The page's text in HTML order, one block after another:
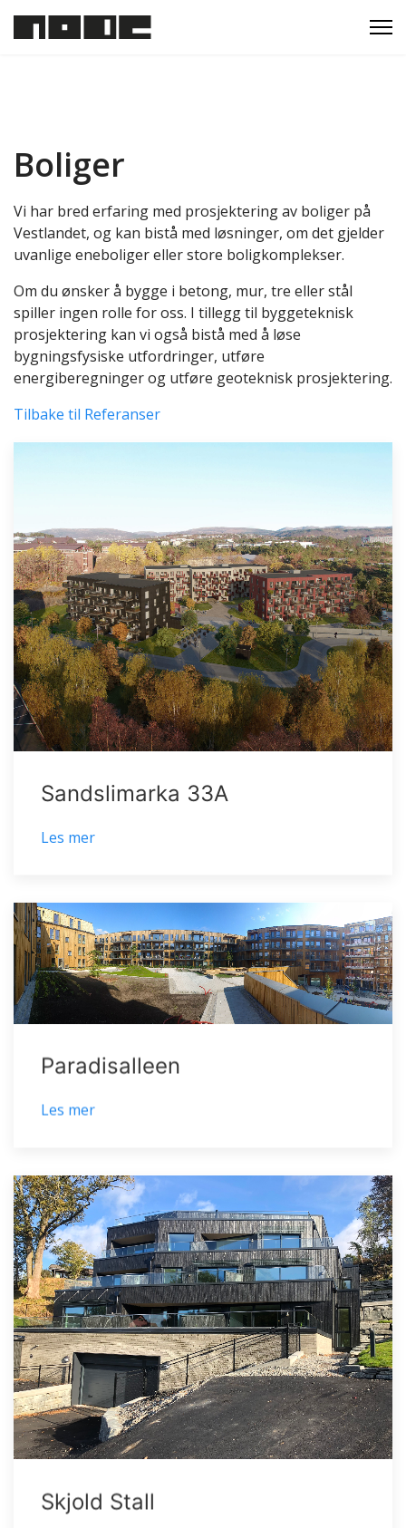
Boliger
Vi har bred erfaring med prosjektering av boliger på
Vestlandet, og kan bistå med løsninger, om det gjelder
uvanlige eneboliger eller store boligkomplekser.
Om du ønsker å bygge i betong, mur, tre eller stål
spiller ingen rolle for oss. I tillegg til byggeteknisk
prosjektering kan vi også bistå med å løse
bygningsfysiske utfordringer, utføre
energiberegninger og utføre geoteknisk prosjektering.
Tilbake til Referanser
Sandslimarka 33A
Les mer
Paradisalleen
Les mer
Skjold Stall